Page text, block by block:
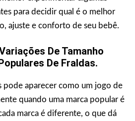
para decidir qual é o melhor
ajuste e conforto de seu bebê.
De Tamanho
De Fraldas.
pode aparecer como um jogo de
quando uma marca popular é
marca é diferente, o que dá